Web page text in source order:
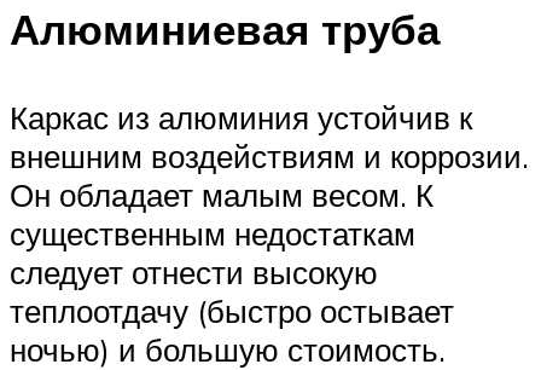
Алюминиевая труба
Каркас из алюминия устойчив к
внешним воздействиям и коррозии.
Он обладает малым весом. К
существенным недостаткам
следует отнести высокую
теплоотдачу (быстро остывает
ночью) и большую стоимость.